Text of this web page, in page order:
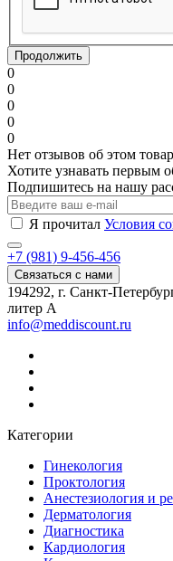
Продолжить
0
0
0
0
0
Нет отзывов об этом
Хотите узнавать первым
Подпишитесь на нашу
Я прочитал Условия
+7 (981) 9-456-456
Связаться с нами
194292, г. Санкт-
литер А
info@meddiscount.ru
Категории
Гинекология
Проктология
Анестезиология и
Дерматология
Диагностика
Кардиология